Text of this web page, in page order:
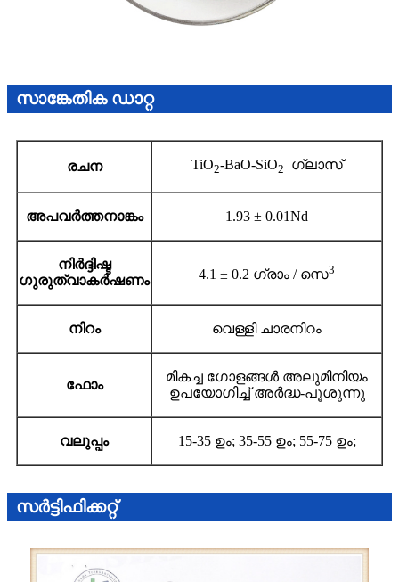
സാങ്കേതിക ഡാറ്റ
രചന TiO2-BaO-SiO2 ഗ്ലാസ്
അപവർത്തനാങ്കം 1.93 ± 0.01Nd
നിർദ്ദിഷ്ട
ഗുരുത്വാകർഷണം
4.1 ± 0.2 ഗ്രാം / സെ3
നിറം വെള്ളി ചാരനിറം
ഫോം
മികച്ച ഗോളങ്ങൾ അലുമിനിയം
ഉപയോഗിച്ച് അർദ്ധ-പൂശുന്നു
വലുപ്പം 15-35 ഉം; 35-55 ഉം; 55-75 ഉം;
സർട്ടിഫിക്കറ്റ്